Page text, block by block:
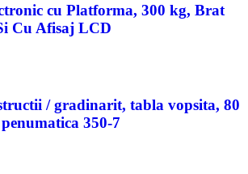
cu Platforma, 300 kg, Brat
Cu Afisaj LCD
/ gradinarit, tabla vopsita, 80
350-7